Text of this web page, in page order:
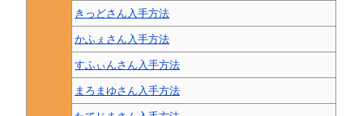
きっどさん入手方法
かふぇさん入手方法
すふぃんさん入手方法
まろまゆさん入手方法